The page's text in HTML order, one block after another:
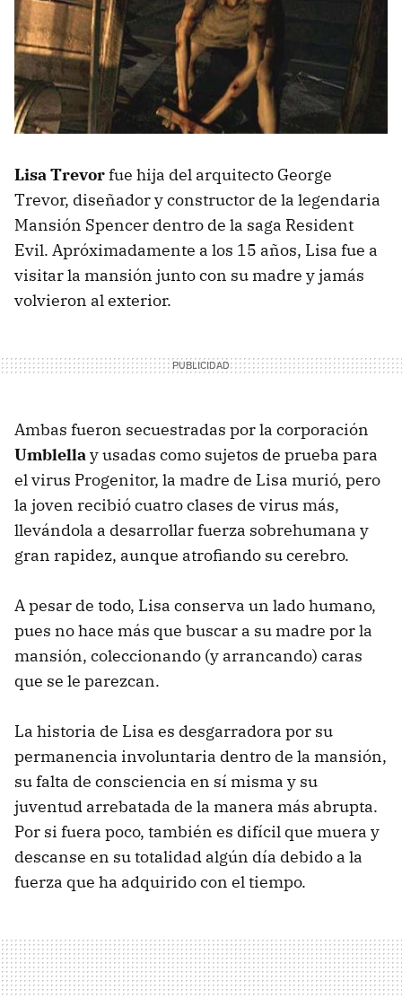
Lisa Trevorfue hija del arquitecto George
Trevor, diseñador y constructor de la legendaria
Mansión Spencer dentro de la saga Resident
Evil. Apróximadamente a los 15 años, Lisa fue a
visitar la mansión junto con su madre y jamás
volvieron al exterior.
Ambas fueron secuestradas por la corporación
Umblellay usadas como sujetos de prueba para
el virus Progenitor, la madre de Lisa murió, pero
la joven recibió cuatro clases de virus más,
llevándola a desarrollar fuerza sobrehumana y
gran rapidez, aunque atrofiando su cerebro.
A pesar de todo, Lisa conserva un lado humano,
pues no hace más que buscar a su madre por la
mansión, coleccionando (y arrancando) caras
que se le parezcan.
La historia de Lisa es desgarradora por su
permanencia involuntaria dentro de la mansión,
su falta de consciencia en sí misma y su
juventud arrebatada de la manera más abrupta.
Por si fuera poco, también es difícil que muera y
descanse en su totalidad algún día debido a la
fuerza que ha adquirido con el tiempo.